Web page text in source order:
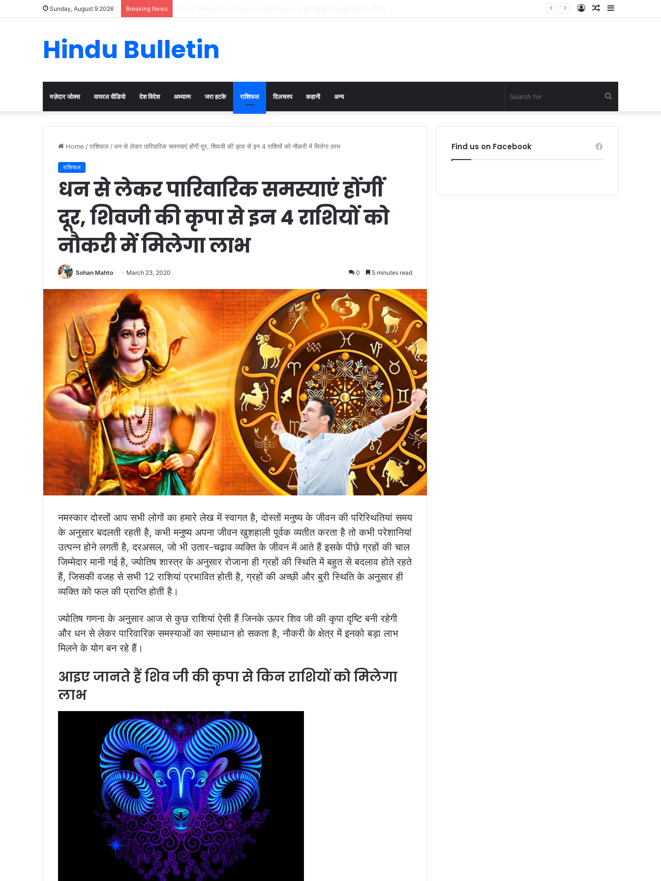
Sunday, August 9 2026 Breaking News Sidebar
Random
Log
Hindu Bulletin
मज़ेदार जोक्स वायरल वीडियो देश विदेश अध्यात्म जरा हटके राशिफल दिलचस्प कहानी अन्य
for
Home /राशिफल /धन से लेकर पारिवारिक समस्याएं होंगीं दूर, शिवजी की कृपा से इन 4 राशियों को नौकरी में मिलेगा लाभ
राशिफल
धन से लेकर पारिवारिक समस्याएं होंगीं
दूर, शिवजी की कृपा से इन 4 राशियों को
नौकरी में मिलेगा लाभ
Sohan Mahto March 23, 2020 0 5 minutes read
नमस्कार दोस्तों आप सभी लोगों का हमारे लेख में स्वागत है, दोस्तों मनुष्य के जीवन की परिस्थितियां समय
के अनुसार बदलती रहती है, कभी मनुष्य अपना जीवन खुशहाली पूर्वक व्यतीत करता है तो कभी परेशानियां
उत्पन्न होने लगती है, दरअसल, जो भी उतार-चढ़ाव व्यक्ति के जीवन में आते हैं इसके पीछे ग्रहों की चाल
जिम्मेदार मानी गई है, ज्योतिष शास्त्र के अनुसार रोजाना ही ग्रहों की स्थिति में बहुत से बदलाव होते रहते
हैं, जिसकी वजह से सभी 12 राशियां प्रभावित होती है, ग्रहों की अच्छी और बुरी स्थिति के अनुसार ही
व्यक्ति को फल की प्राप्ति होती है।
ज्योतिष गणना के अनुसार आज से कुछ राशियां ऐसी हैं जिनके ऊपर शिव जी की कृपा दृष्टि बनी रहेगी
और धन से लेकर पारिवारिक समस्याओं का समाधान हो सकता है, नौकरी के क्षेत्र में इनको बड़ा लाभ
मिलने के योग बन रहे हैं।
आइए जानते हैं शिव जी की कृपा से किन राशियों को मिलेगा
लाभ
Find us on Facebook